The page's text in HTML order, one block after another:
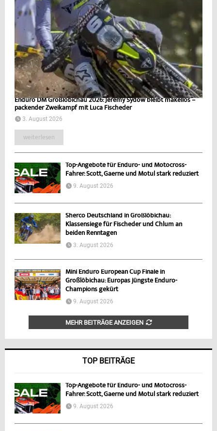
Enduro DM Großlöbichau 2026: Jeremy Sydow bleibt makellos –
packender Zweikampf mit Luca Fischeder
3. August 2026
weiterlesen
Top-Angebote für Enduro- und Motocross-
Fahrer: Scott, Gaerne und Motul stark reduziert
9. August 2026
Sherco Deutschland in Großlöbichau:
Klassensiege für Fischeder und Chlum an
beiden Renntagen
3. August 2026
Mini Enduro European Cup Finale in
Großlöbichau: Europas jüngste Enduro-
Champions gekürt
9. August 2026
MEHR BEITRÄGE ANZEIGEN
TOP BEITRÄGE
Top-Angebote für Enduro- und Motocross-
Fahrer: Scott, Gaerne und Motul stark reduziert
9. August 2026